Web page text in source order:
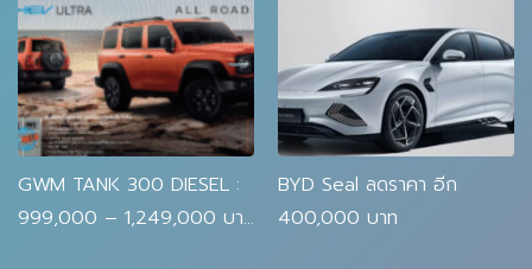
GWM TANK 300 DIESEL :
999,000 – 1,249,000 บาท
BYD Seal ลดราคา อีก
400,000 บาท